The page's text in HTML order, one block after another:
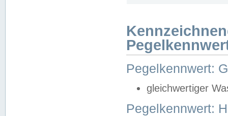
Pegelkennwert:
gleichwertiger
Pegelkennwert: